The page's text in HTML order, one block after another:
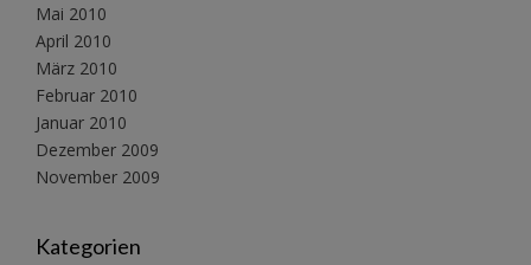
Mai 2010
April 2010
März 2010
Februar 2010
Januar 2010
Dezember 2009
November 2009
Kategorien